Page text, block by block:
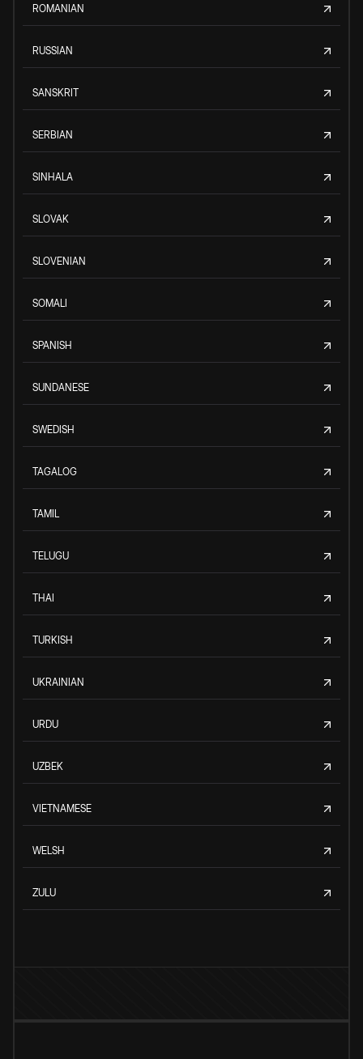
ROMANIAN
RUSSIAN
SANSKRIT
SERBIAN
SINHALA
SLOVAK
SLOVENIAN
SOMALI
SPANISH
SUNDANESE
SWEDISH
TAGALOG
TAMIL
TELUGU
THAI
TURKISH
UKRAINIAN
URDU
UZBEK
VIETNAMESE
WELSH
ZULU